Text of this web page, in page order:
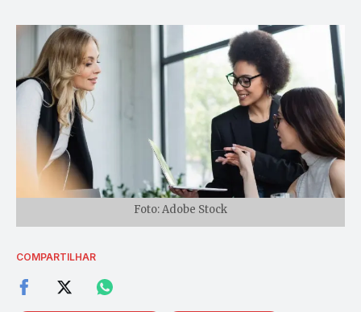
Foto: Adobe Stock
COMPARTILHAR